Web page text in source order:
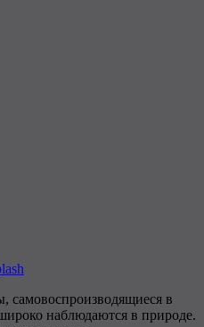
самовоспроизводящиеся в
наблюдаются в природе.